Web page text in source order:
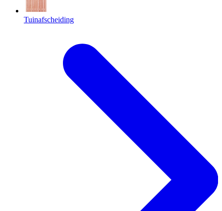
Tuinafscheiding